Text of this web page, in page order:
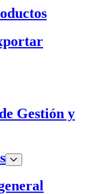
Gestión y